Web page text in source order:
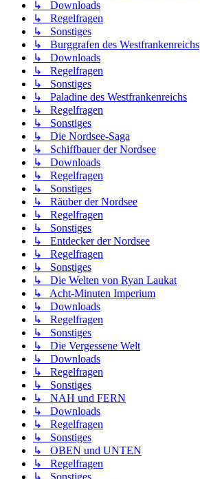
↳ Downloads
↳ Regelfragen
↳ Sonstiges
↳ Burggrafen des Westfrankenreichs
↳ Downloads
↳ Regelfragen
↳ Sonstiges
↳ Paladine des Westfrankenreichs
↳ Regelfragen
↳ Sonstiges
↳ Die Nordsee-Saga
↳ Schiffbauer der Nordsee
↳ Downloads
↳ Regelfragen
↳ Sonstiges
↳ Räuber der Nordsee
↳ Regelfragen
↳ Sonstiges
↳ Entdecker der Nordsee
↳ Regelfragen
↳ Sonstiges
↳ Die Welten von Ryan Laukat
↳ Acht-Minuten Imperium
↳ Downloads
↳ Regelfragen
↳ Sonstiges
↳ Die Vergessene Welt
↳ Downloads
↳ Regelfragen
↳ Sonstiges
↳ NAH und FERN
↳ Downloads
↳ Regelfragen
↳ Sonstiges
↳ OBEN und UNTEN
↳ Regelfragen